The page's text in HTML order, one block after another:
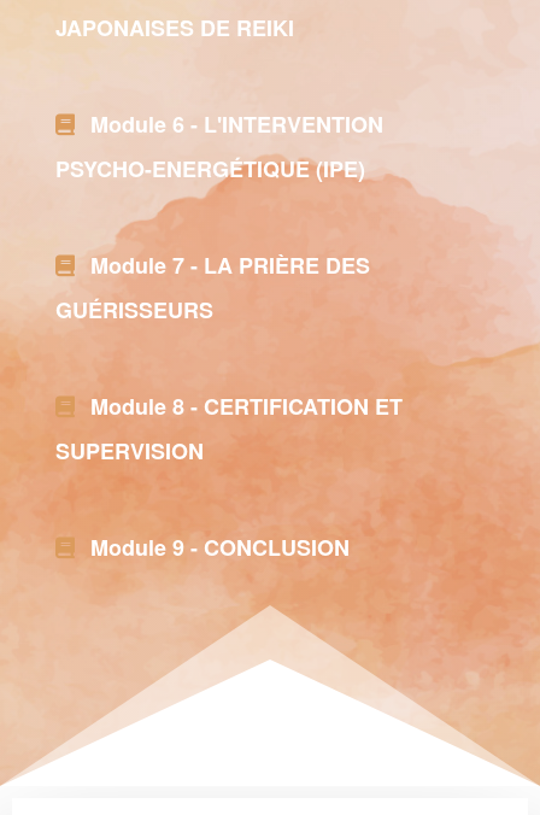
JAPONAISES DE REIKI
Module 6 - L'INTERVENTION
PSYCHO-ENERGÉTIQUE (IPE)
Module 7 - LA PRIÈRE DES
GUÉRISSEURS
Module 8 - CERTIFICATION ET
SUPERVISION
Module 9 - CONCLUSION